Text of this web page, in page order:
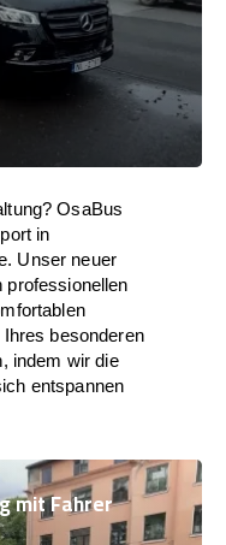
OsaBus
in
Unser neuer
professionellen
besonderen
indem wir die
entspannen
mit Fahrer